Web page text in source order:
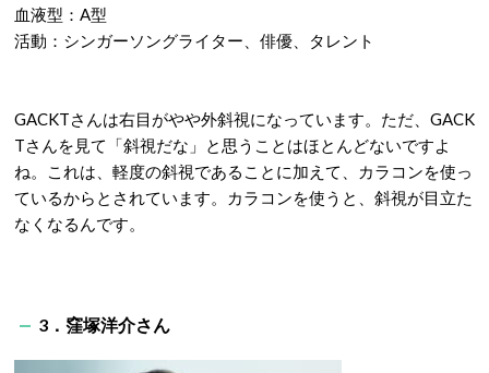
血液型：A型
活動：シンガーソングライター、俳優、タレント
GACKTさんは右目がやや外斜視になっています。ただ、GACK
Tさんを見て「斜視だな」と思うことはほとんどないですよ
ね。これは、軽度の斜視であることに加えて、カラコンを使っ
ているからとされています。カラコンを使うと、斜視が目立た
なくなるんです。
3．窪塚洋介さん